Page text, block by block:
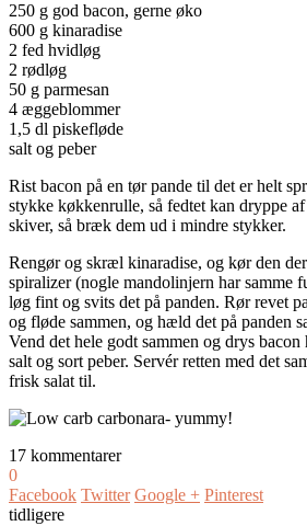
250 g god bacon, gerne øko
600 g kinaradise
2 fed hvidløg
2 rødløg
50 g parmesan
4 æggeblommer
1,5 dl piskefløde
salt og peber
Rist bacon på en tør pande til det er helt
stykke køkkenrulle, så fedtet kan dryppe
skiver, så bræk dem ud i mindre stykker.
Rengør og skræl kinaradise, og kør den
spiralizer (nogle mandolinjern har samme
løg fint og svits det på panden. Rør revet
og fløde sammen, og hæld det på panden
Vend det hele godt sammen og drys
salt og sort peber. Servér retten med det
frisk salat til.
17 kommentarer
0
Facebook Twitter Google + Pinterest
tidligere